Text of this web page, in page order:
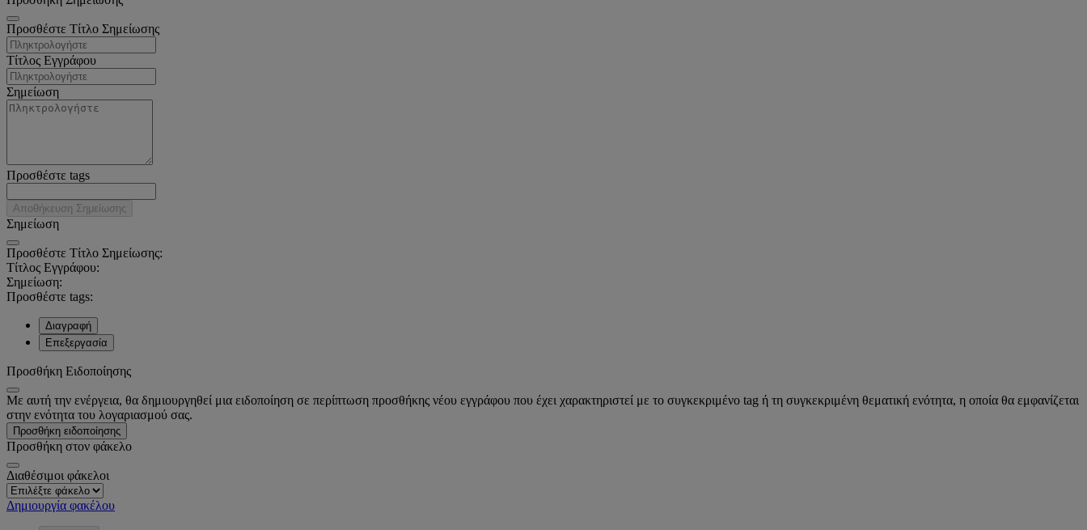
Προσθέστε Τίτλο Σημείωσης
Τίτλος Εγγράφου
Σημείωση
Προσθέστε tags
Αποθήκευση Σημείωσης
Σημείωση
Προσθέστε Τίτλο Σημείωσης:
Τίτλος Εγγράφου:
Σημείωση:
Προσθέστε tags:
Διαγραφή
Επεξεργασία
Προσθήκη Ειδοποίησης
Με αυτή την ενέργεια, θα δημιουργηθεί μια ειδοποίηση σε περίπτωση προσθήκης νέου εγγράφου που έχει χαρακτηριστεί με το συγκεκριμένο tag ή τη συγκεκριμένη θεματική ενότητα, η οποία θα εμφανίζεται
στην ενότητα του λογαριασμού σας.
Προσθήκη ειδοποίησης
Προσθήκη στον φάκελο
Διαθέσιμοι φάκελοι
Δημιουργία φακέλου